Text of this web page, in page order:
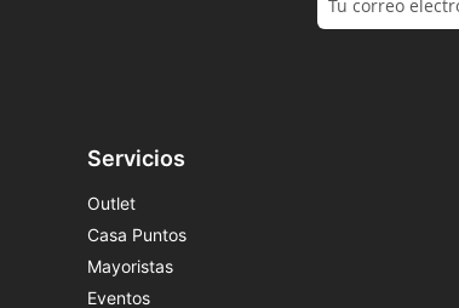
Servicios
Outlet
Casa Puntos
Mayoristas
Eventos